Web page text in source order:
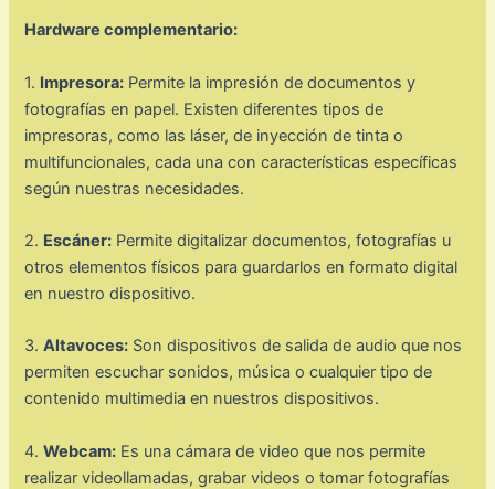
Hardware complementario:
1. Impresora: Permite la impresión de documentos y
fotografías en papel. Existen diferentes tipos de
impresoras, como las láser, de inyección de tinta o
multifuncionales, cada una con características específicas
según nuestras necesidades.
2. Escáner: Permite digitalizar documentos, fotografías u
otros elementos físicos para guardarlos en formato digital
en nuestro dispositivo.
3.Altavoces: Son dispositivos de salida de audio que nos
permiten escuchar sonidos, música o cualquier tipo de
contenido multimedia en nuestros dispositivos.
4.Webcam: Es una cámara de video que nos permite
realizar videollamadas, grabar videos o tomar fotografías